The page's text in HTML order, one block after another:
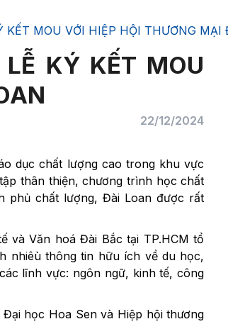
KẾT MOU VỚI HIỆP HỘI THƯƠNG MẠI
KÝ KẾT MOU
22/12/2024
dục chất lượng cao trong khu vực
thân thiện, chương trình học chất
phủ chất lượng, Đài Loan được rất
và Văn hoá Đài Bắc tại TP.HCM tổ
nhiêù thông tin hữu ích về du học,
lĩnh vực: ngôn ngữ, kinh tế, công
học Hoa Sen và Hiệp hội thương